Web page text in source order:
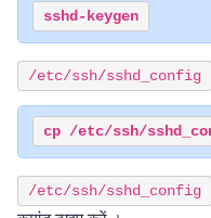
/etc/ssh/sshd_config
/etc/ssh/sshd_config